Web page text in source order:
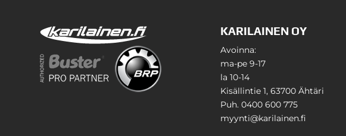
KARILAINEN OY
Avoinna:
ma-pe 9-17
la 10-14
Kisällintie 1, 63700 Ähtäri
Puh. 0400 600 775
myynti@karilainen.fi